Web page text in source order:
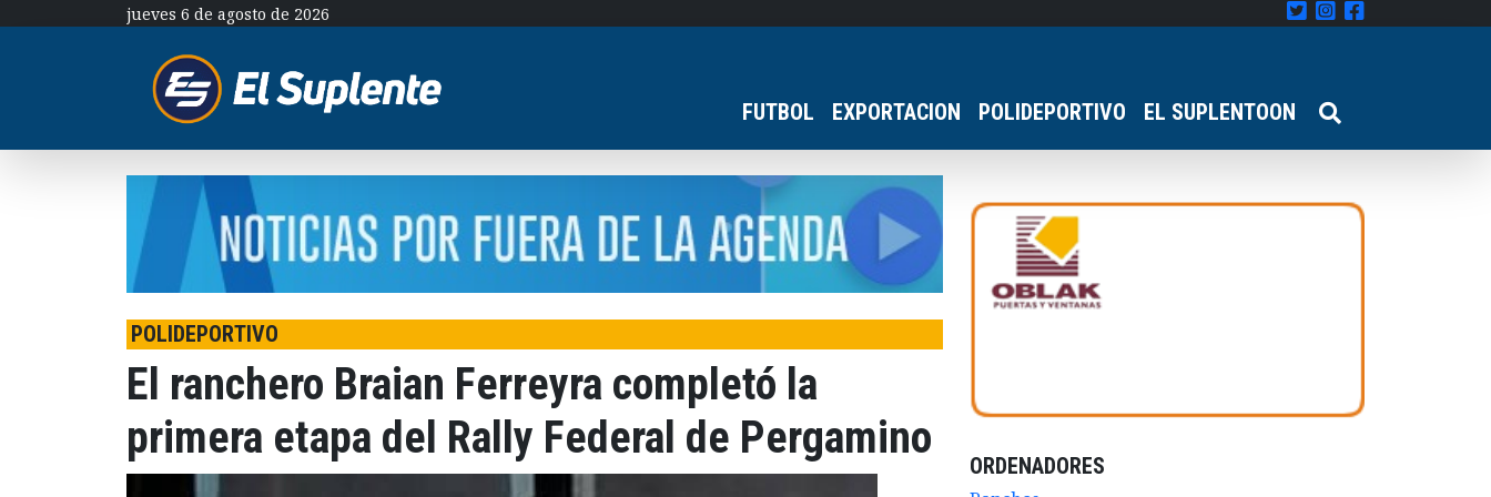
jueves 6 de agosto de 2026
FUTBOL EXPORTACION POLIDEPORTIVO EL SUPLENTOON
POLIDEPORTIVO
El ranchero Braian Ferreyra completó la
primera etapa del Rally Federal de Pergamino
ORDENADORES